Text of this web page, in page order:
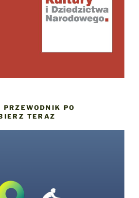
PO
TERAZ